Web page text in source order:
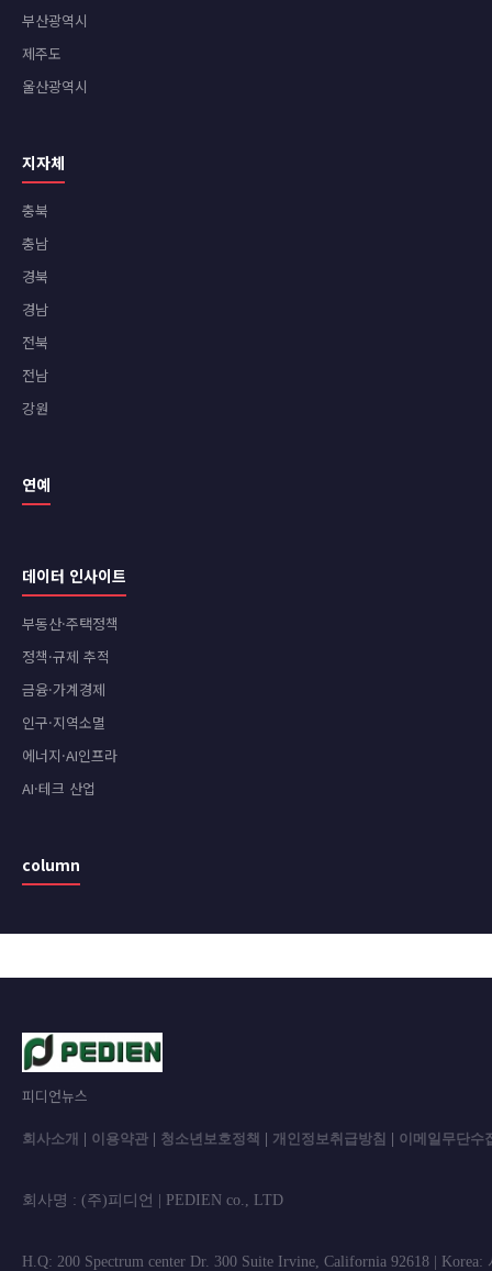
부산광역시
제주도
울산광역시
지자체
충북
충남
경북
경남
전북
전남
강원
연예
데이터 인사이트
부동산·주택정책
정책·규제 추적
금융·가계경제
인구·지역소멸
에너지·AI인프라
AI·테크 산업
column
피디언뉴스
회사소개 이용약관 청소년보호정책 개인정보취급방침 이메일무단수
회사명 : (주)피디언 | PEDIEN co.,
H.Q: 200 Spectrum center Dr. 300 Suite Irvine, California 92618 | Korea: